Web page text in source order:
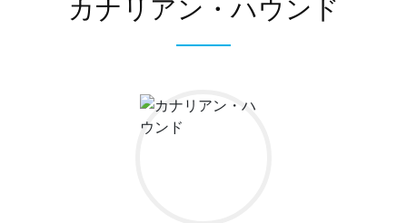
カナリアン・ハウンド